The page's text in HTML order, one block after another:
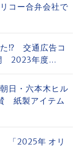
コー合弁会社で
た⁉ 交通広告コ
2023年度...
日・六本木ヒル
紙製アイテム
「2025年 オリ